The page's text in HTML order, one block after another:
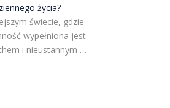
życia?
świecie, gdzie
wypełniona jest
i nieustannym …